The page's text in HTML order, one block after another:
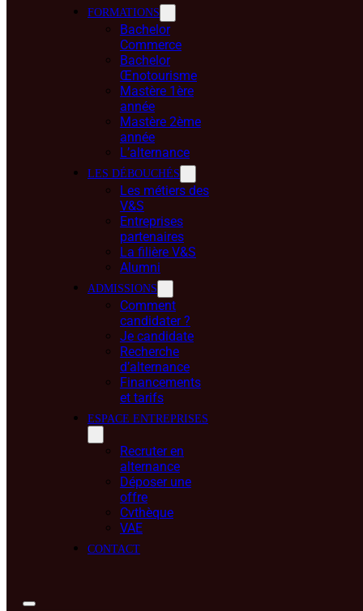
FORMATIONS
Bachelor
Commerce
Bachelor
Œnotourisme
Mastère 1ère
année
Mastère 2ème
année
L’alternance
LES DÉBOUCHÉS
Les métiers des
V&S
Entreprises
partenaires
La filière V&S
Alumni
ADMISSIONS
Comment
candidater ?
Je candidate
Recherche
d’alternance
Financements
et tarifs
ESPACE ENTREPRISES
Recruter en
alternance
Déposer une
offre
Cvthèque
VAE
CONTACT